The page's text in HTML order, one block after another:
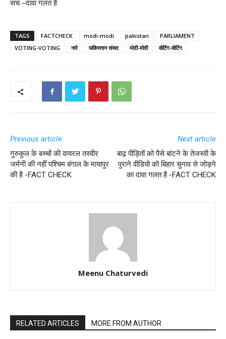
सच –दावा गलत है
TAGS FACTCHECK modi-modi pakistan
PARLIAMENT
VOTING-VOTING
नारे पाकिस्तान संसद मोदी-मोदी वोटिंग-वोटिंग
Previous article
गुरुकुल के बच्चों की वायरल तस्वीर
जर्मनी की नहीं पश्चिम बंगाल के मायापुर
की है -FACT CHECK
Next article
बाढ़ पीड़ितों को पैसे बांटने के तेजस्वी के
पुराने वीडियो को बिहार चुनाव से जोड़ने
का दावा गलत है -FACT CHECK
Meenu Chaturvedi
RELATED ARTICLES MORE FROM AUTHOR